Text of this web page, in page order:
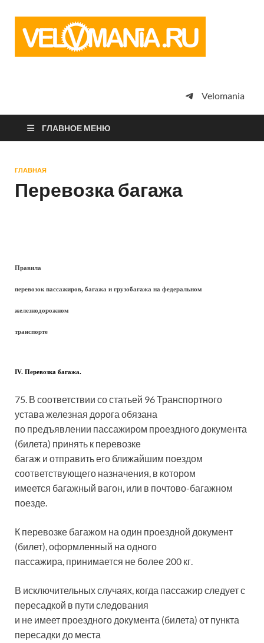
просто
Velomania
ГЛАВНОЕ МЕНЮ
ГЛАВНАЯ
Перевозка багажа
Правила
перевозок пассажиров, багажа и грузобагажа на федеральном
железнодорожном
транспорте
IV. Перевозка багажа.
75. В соответствии со статьей 96 Транспортного
устава железная дорога обязана
по предъявлении пассажиром проездного документа
(билета) принять к перевозке
багаж и отправить его ближайшим поездом
соответствующего назначения, в котором
имеется багажный вагон, или в почтово-багажном
поезде.
К перевозке багажом на один проездной документ
(билет), оформленный на одного
пассажира, принимается не более 200 кг.
В исключительных случаях, когда пассажир следует с
пересадкой в пути следования
и не имеет проездного документа (билета) от пункта
пересадки до места